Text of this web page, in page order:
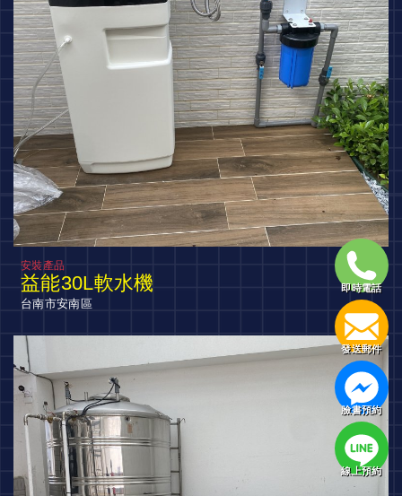
安裝產品
益能30L軟水機
台南市安南區
即時電話
發送郵件
臉書預約
線上預約